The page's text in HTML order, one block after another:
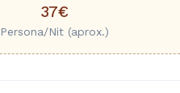
37€
Persona/Nit (aprox.)